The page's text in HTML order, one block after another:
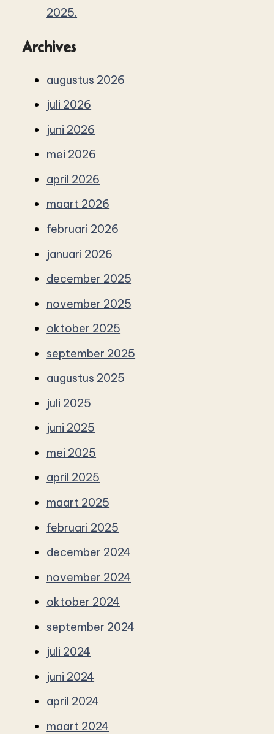
2025.
Archives
augustus 2026
juli 2026
juni 2026
mei 2026
april 2026
maart 2026
februari 2026
januari 2026
december 2025
november 2025
oktober 2025
september 2025
augustus 2025
juli 2025
juni 2025
mei 2025
april 2025
maart 2025
februari 2025
december 2024
november 2024
oktober 2024
september 2024
juli 2024
juni 2024
april 2024
maart 2024